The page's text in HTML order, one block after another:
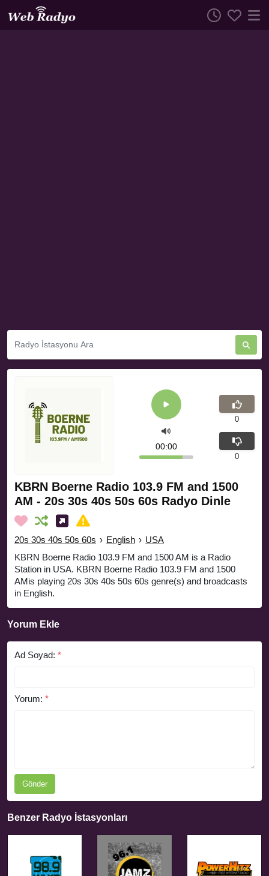
KBRN Boerne Radio 103.9 FM and 1500
AM - 20s 30s 40s 50s 60s Radyo Dinle
20s 30s 40s 50s 60s › English › USA
KBRN Boerne Radio 103.9 FM and 1500 AM is a Radio
Station in USA. KBRN Boerne Radio 103.9 FM and 1500
AMis playing 20s 30s 40s 50s 60s genre(s) and broadcasts
in English.
00:00
0
0
Yorum Ekle
Ad Soyad: *
Yorum: *
Gönder
Benzer Radyo İstasyonları